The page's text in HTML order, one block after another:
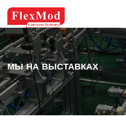
МЫ НА ВЫСТАВКАХ